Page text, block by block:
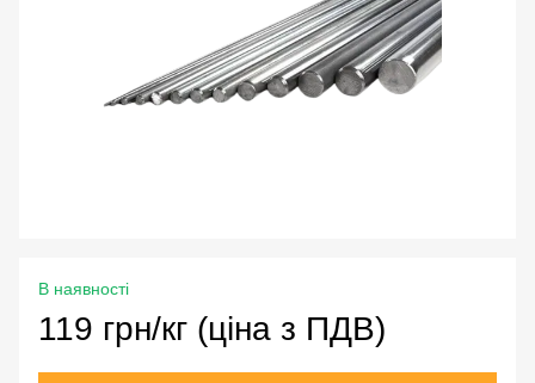
В наявності
119 грн/кг (ціна з ПДВ)